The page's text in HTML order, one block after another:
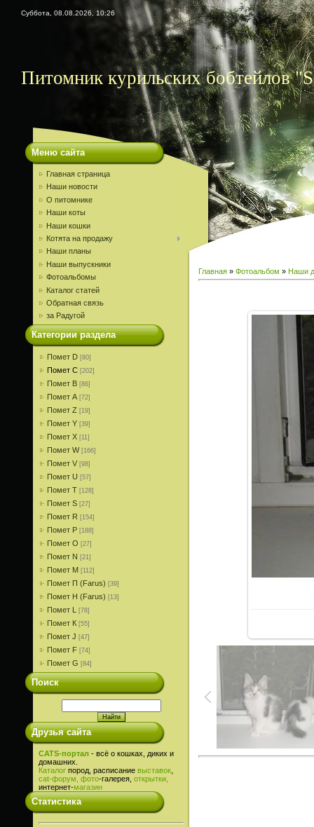
Суббота, 08.08.2026, 10:26
Питомник курильских бобтейлов
Меню сайта
Главная страница
Наши новости
О питомнике
Наши коты
Наши кошки
Котята на продажу
Наши планы
Наши выпускники
Фотоальбомы
Каталог статей
Обратная связь
за Радугой
Категории раздела
Помет D [80]
Помет С [202]
Помет В [86]
Помет A [72]
Помет Z [19]
Помет Y [39]
Помет X [11]
Помет W [166]
Помет V [98]
Помет U [57]
Помет T [128]
Помет S [27]
Помет R [154]
Помет P [188]
Помет О [27]
Помет N [21]
Помет M [112]
Помет П (Farus) [39]
Помет Н (Farus) [13]
Помет L [78]
Помет К [55]
Помет J [47]
Помет F [74]
Помет G [84]
Поиск
Друзья сайта
CATS-портал - всё о кошках, диких и
домашних.
Каталог пород, расписание выставок
cat-форум, фото-галерея, открытки,
интернет-магазин
Статистика
Главная » Фотоальбом » Наши